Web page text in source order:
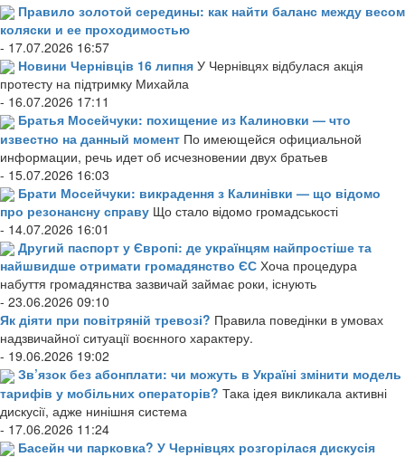
Правило золотой середины: как найти баланс между весом
коляски и ее проходимостью
- 17.07.2026 16:57
Новини Чернівців 16 липня У Чернівцях відбулася акція
протесту на підтримку Михайла
- 16.07.2026 17:11
Братья Мосейчуки: похищение из Калиновки — что
известно на данный момент По имеющейся официальной
информации, речь идет об исчезновении двух братьев
- 15.07.2026 16:03
Брати Мосейчуки: викрадення з Калинівки — що відомо
про резонансну справу Що стало відомо громадськості
- 14.07.2026 16:01
Другий паспорт у Європі: де українцям найпростіше та
найшвидше отримати громадянство ЄС Хоча процедура
набуття громадянства зазвичай займає роки, існують
- 23.06.2026 09:10
Як діяти при повітряній тревозі? Правила поведінки в умовах
надзвичайної ситуації воєнного характеру.
- 19.06.2026 19:02
Зв’язок без абонплати: чи можуть в Україні змінити модель
тарифів у мобільних операторів? Така ідея викликала активні
дискусії, адже нинішня система
- 17.06.2026 11:24
Басейн чи парковка? У Чернівцях розгорілася дискусія